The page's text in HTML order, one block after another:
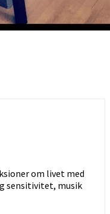
om livet med
sensitivitet, musik